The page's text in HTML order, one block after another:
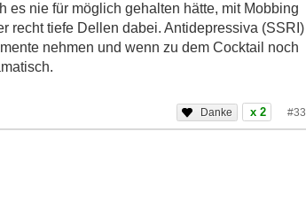
es nie für möglich gehalten hätte, mit Mobbing
recht tiefe Dellen dabei. Antidepressiva (SSRI)
nehmen und wenn zu dem Cocktail noch
x 2 #33